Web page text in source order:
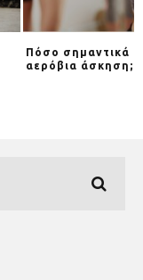
Πόσο σημαντικά
αερόβια άσκηση;